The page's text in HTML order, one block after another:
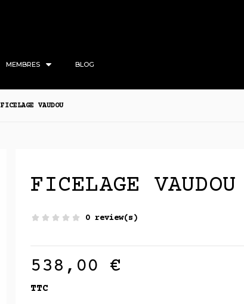
MEMBRES BLOG
FICELAGE VAUDOU
FICELAGE VAUDOU
0 review(s)
538,00 €
TTC